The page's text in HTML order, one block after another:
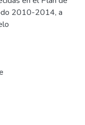
2010-2014, a